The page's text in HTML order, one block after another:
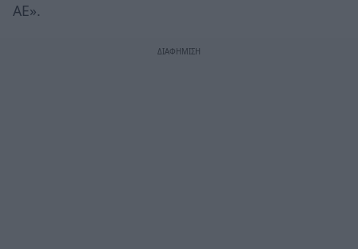
ΑΕ».